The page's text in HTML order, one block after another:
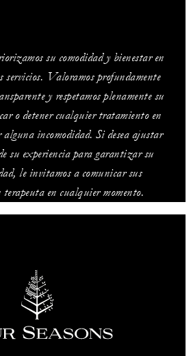
su comodidad y bienestar en
servicios. Valoramos profundamente
y respetamos plenamente su
o detener cualquier tratamiento en
alguna incomodidad. Si desea ajustar
su experiencia para garantizar su
le invitamos a comunicar sus
terapeuta en cualquier momento.